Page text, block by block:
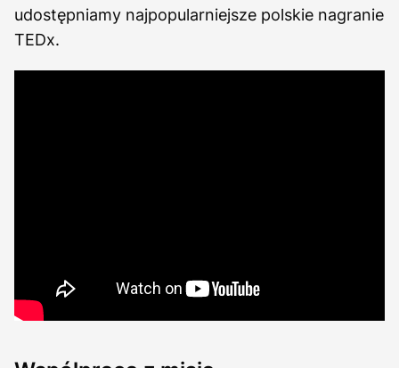
udostępniamy najpopularniejsze polskie nagranie
TEDx.